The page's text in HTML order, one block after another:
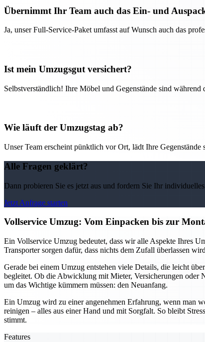
Übernimmt Ihr Team auch das Ein- und
Ja, unser Full-Service-Paket umfasst auf Wunsch auch das
Ist mein Umzugsgut versichert?
Selbstverständlich! Ihre Möbel und Gegenstände sind während
Wie läuft der Umzugstag ab?
Unser Team erscheint pünktlich vor Ort, lädt Ihre
Alle Fragen geklärt?
Dann probieren Sie es jetzt aus und fordern Sie Ihr
Jetzt Anfrage starten
Vollservice Umzug: Vom Einpacken bis zur
Ein Vollservice Umzug bedeutet, dass wir alle Aspekte Ihres
Transporter sorgen dafür, dass nichts dem Zufall überlassen
Gerade bei einem Umzug entstehen viele Details, die leicht
begleitet. Ob die Abwicklung mit Mieter, Versicherungen oder
um das Wichtige kümmern müssen: den Neuanfang.
Ein Umzug wird zu einer angenehmen Erfahrung, wenn man
reinigen – alles aus einer Hand und mit Sorgfalt. So bleibt
stimmt.
Features